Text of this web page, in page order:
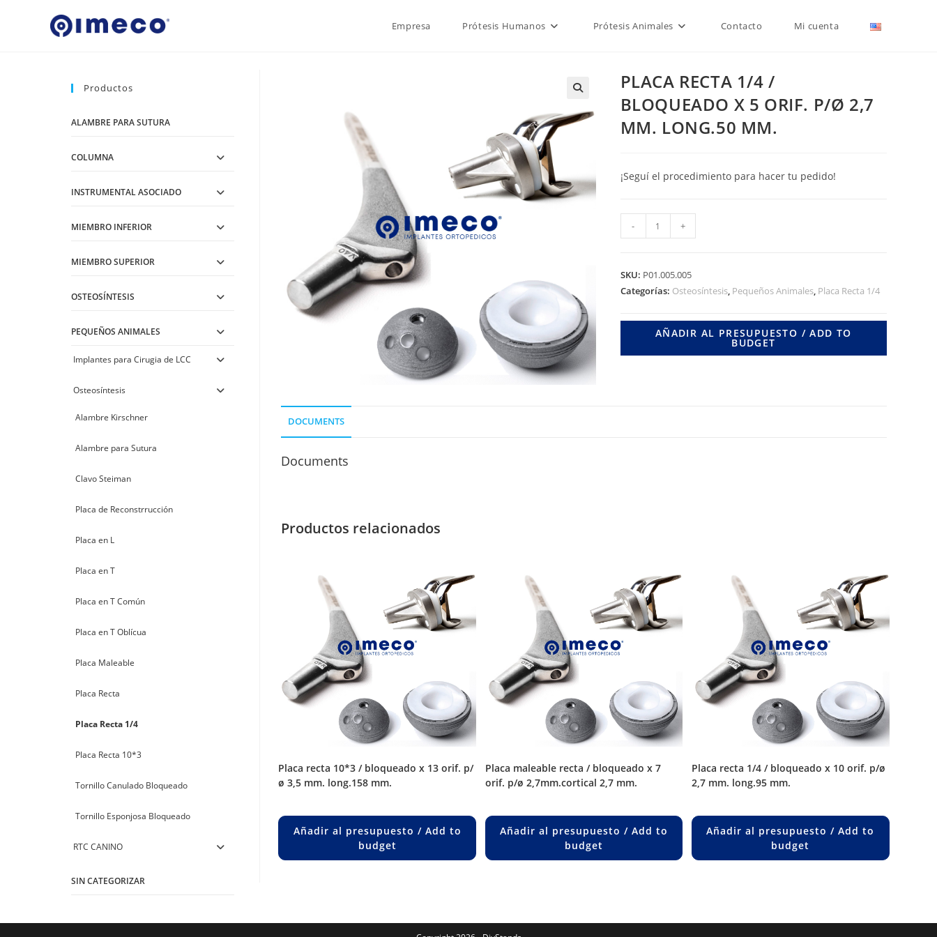
Empresa Prótesis Humanos Prótesis Animales Contacto Mi cuenta
PLACA RECTA 1/4 /
BLOQUEADO X 5 ORIF. P/Ø 2,7
MM. LONG.50 MM.
¡Seguí el procedimiento para hacer tu pedido!
RECTA
/
BLOQUEADO
- +
SKU: P01.005.005
Categorías: Osteosíntesis, Pequeños Animales, Placa Recta 1/4
AÑADIR AL PRESUPUESTO / ADD TO
BUDGET
DOCUMENTS
Documents
Productos relacionados
placa recta 10*3 / bloqueado x 13 orif. p/
ø 3,5 mm. long.158 mm.
Añadir al presupuesto / Add to
budget
placa maleable recta / bloqueado x 7
orif. p/ø 2,7mm.cortical 2,7 mm.
Añadir al presupuesto / Add to
budget
placa recta 1/4 / bloqueado x 10 orif. p/ø
2,7 mm. long.95 mm.
Añadir al presupuesto / Add to
budget
Productos
ALAMBRE PARA SUTURA
COLUMNA
INSTRUMENTAL ASOCIADO
MIEMBRO INFERIOR
MIEMBRO SUPERIOR
OSTEOSÍNTESIS
PEQUEÑOS ANIMALES
Implantes para Cirugia de LCC
Osteosíntesis
Alambre Kirschner
Alambre para Sutura
Clavo Steiman
Placa de Reconstrrucción
Placa en L
Placa en T
Placa en T Común
Placa en T Oblícua
Placa Maleable
Placa Recta
Placa Recta 1/4
Placa Recta 10*3
Tornillo Canulado Bloqueado
Tornillo Esponjosa Bloqueado
RTC CANINO
SIN CATEGORIZAR